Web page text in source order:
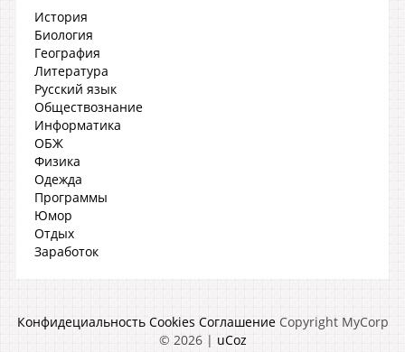
История
Биология
География
Литература
Русский язык
Обществознание
Информатика
ОБЖ
Физика
Одежда
Программы
Юмор
Отдых
Заработок
Конфидециальность Cookies Соглашение Copyright MyCorp
© 2026| uCoz